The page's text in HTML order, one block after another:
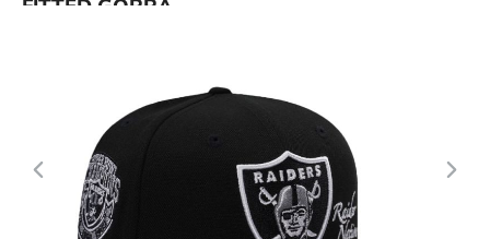
FITTED GORRA